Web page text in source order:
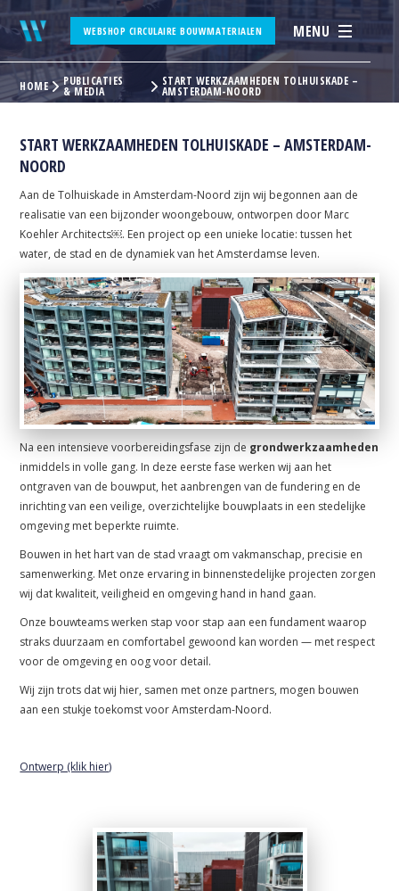
WEBSHOP CIRCULAIRE BOUWMATERIALEN MENU
HOME PUBLICATIES
& MEDIA
START WERKZAAMHEDEN TOLHUISKADE –
AMSTERDAM-NOORD
START WERKZAAMHEDEN TOLHUISKADE – AMSTERDAM-
NOORD
Aan de Tolhuiskade in Amsterdam-Noord zijn wij begonnen aan de
realisatie van een bijzonder woongebouw, ontworpen door Marc
Koehler Architects￼. Een project op een unieke locatie: tussen het
water, de stad en de dynamiek van het Amsterdamse leven.
Na een intensieve voorbereidingsfase zijn de grondwerkzaamheden
inmiddels in volle gang. In deze eerste fase werken wij aan het
ontgraven van de bouwput, het aanbrengen van de fundering en de
inrichting van een veilige, overzichtelijke bouwplaats in een stedelijke
omgeving met beperkte ruimte.
Bouwen in het hart van de stad vraagt om vakmanschap, precisie en
samenwerking. Met onze ervaring in binnenstedelijke projecten zorgen
wij dat kwaliteit, veiligheid en omgeving hand in hand gaan.
Onze bouwteams werken stap voor stap aan een fundament waarop
straks duurzaam en comfortabel gewoond kan worden — met respect
voor de omgeving en oog voor detail.
Wij zijn trots dat wij hier, samen met onze partners, mogen bouwen
aan een stukje toekomst voor Amsterdam-Noord.
Ontwerp (klik hier)